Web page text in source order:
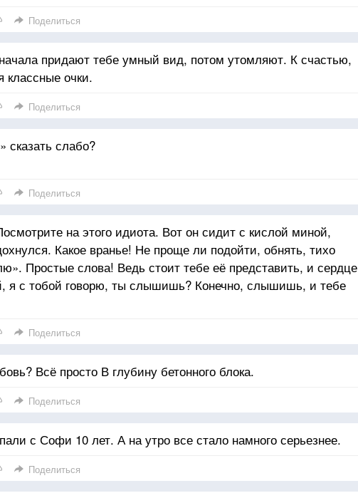
Поделиться
придают тебе умный вид, потом утомляют. К счастью,
классные очки.
Поделиться
сказать слабо?
Поделиться
на этого идиота. Вот он сидит с кислой миной,
Какое вранье! Не проще ли подойти, обнять, тихо
Простые слова! Ведь стоит тебе её представить, и сердце
я с тобой говорю, ты слышишь? Конечно, слышишь, и тебе
Поделиться
Всё просто В глубину бетонного блока.
Поделиться
с Софи 10 лет. А на утро все стало намного серьезнее.
Поделиться